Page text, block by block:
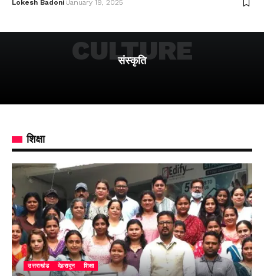
Lokesh Badoni January 19, 2025
संस्कृति
CULTURE
शिक्षा
उत्तराखंड देहरादून शिक्षा